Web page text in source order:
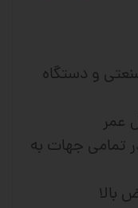
و دستگاه
عمر
تمامی جهات به
بالا